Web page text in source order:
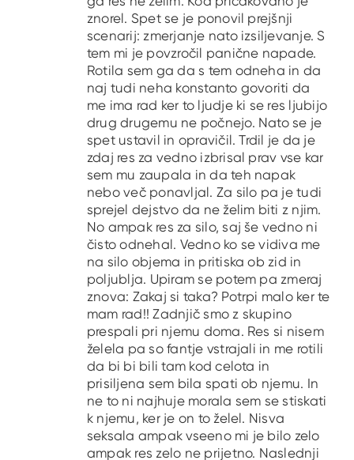
znorel. Spet se je ponovil prejšnji
scenarij: zmerjanje nato izsiljevanje. S
tem mi je povzročil panične napade.
Rotila sem ga da s tem odneha in da
naj tudi neha konstanto govoriti da
me ima rad ker to ljudje ki se res ljubijo
drug drugemu ne počnejo. Nato se je
spet ustavil in opravičil. Trdil je da je
zdaj res za vedno izbrisal prav vse kar
sem mu zaupala in da teh napak
nebo več ponavljal. Za silo pa je tudi
sprejel dejstvo da ne želim biti z njim.
No ampak res za silo, saj še vedno ni
čisto odnehal. Vedno ko se vidiva me
na silo objema in pritiska ob zid in
poljublja. Upiram se potem pa zmeraj
znova: Zakaj si taka? Potrpi malo ker te
mam rad!! Zadnjič smo z skupino
prespali pri njemu doma. Res si nisem
želela pa so fantje vstrajali in me rotili
da bi bi bili tam kod celota in
prisiljena sem bila spati ob njemu. In
ne to ni najhuje morala sem se stiskati
k njemu, ker je on to želel. Nisva
seksala ampak vseeno mi je bilo zelo
ampak res zelo ne prijetno. Naslednji